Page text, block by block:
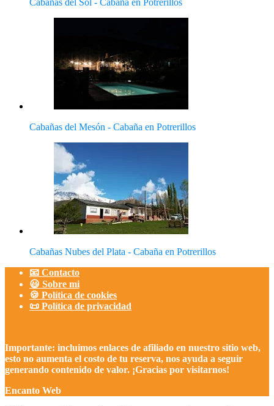
Cabañas del Sol - Cabaña en Potrerillos
Cabañas del Mesón - Cabaña en Potrerillos
Cabañas Nubes del Plata - Cabaña en Potrerillos
📧 Contacto
😃 Sobre mi
🍪 Política de cookies
📜 Política de privacidad
Importante: incluimos enlaces de afiliado en nuestro sitio web,
esto no aumenta el costo de tu reserva, nos ayuda a seguir
generando contenido de valor. ¡Gracias por visitarnos!
Encanto Web